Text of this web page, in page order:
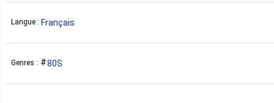
Langue : Français
Genres : 80S